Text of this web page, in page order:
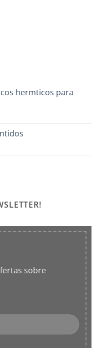
hermticos para
sobre